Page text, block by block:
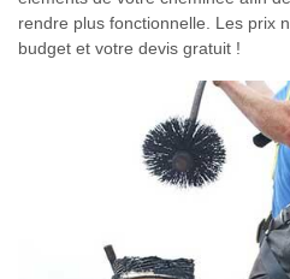
rendre plus fonctionnelle. Les prix
budget et votre devis gratuit !